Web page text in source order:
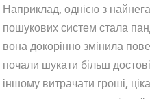
Наприклад, однією з
пошукових систем стала
вона докорінно змінила
почали шукати більш
іншому витрачати гроші,